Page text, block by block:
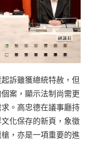
訴雖獲總統特赦，但
案，顯示法制尚需更
。高忠德在議事廳持
化保存的新頁，象徵
，亦是一項重要的進